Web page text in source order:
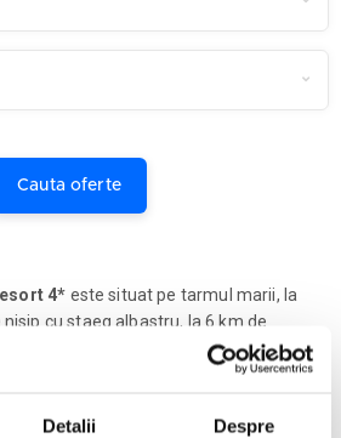
Detalii Despre
Cauta oferte
4* este situat pe tarmul marii, la
cu staeg albastru, la 6 km de
de km de Casa Sfintei Fecioare si la 76